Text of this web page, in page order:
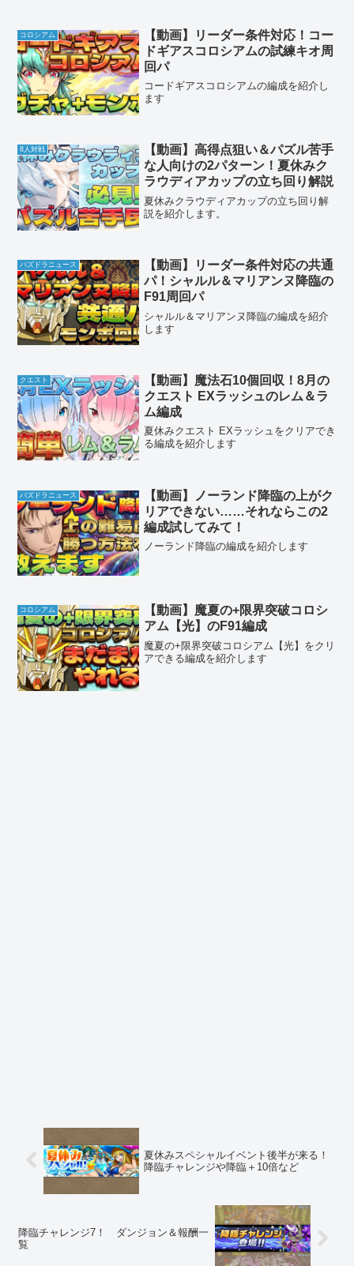
コロシアム
【動画】リーダー条件対応！コー
ドギアスコロシアムの試練キオ周
回パ
コードギアスコロシアムの編成を紹介し
ます
8人対戦
【動画】高得点狙い＆パズル苦手
な人向けの2パターン！夏休みク
ラウディアカップの立ち回り解説
夏休みクラウディアカップの立ち回り解
説を紹介します。
パズドラニュース
【動画】リーダー条件対応の共通
パ！シャルル＆マリアンヌ降臨の
F91周回パ
シャルル＆マリアンヌ降臨の編成を紹介
します
クエスト
【動画】魔法石10個回収！8月の
クエスト EXラッシュのレム＆ラ
ム編成
夏休みクエスト EXラッシュをクリアでき
る編成を紹介します
パズドラニュース
【動画】ノーランド降臨の上がク
リアできない……それならこの2
編成試してみて！
ノーランド降臨の編成を紹介します
コロシアム
【動画】魔夏の+限界突破コロシ
アム【光】のF91編成
魔夏の+限界突破コロシアム【光】をクリ
アできる編成を紹介します
夏休みスペシャルイベント後半が来る！
降臨チャレンジや降臨＋10倍など
降臨チャレンジ7！ ダンジョン＆報酬一
覧